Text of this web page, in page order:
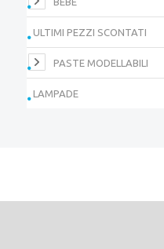
ULTIMI PEZZI SCONTATI
PASTE MODELLABILI
LAMPADE